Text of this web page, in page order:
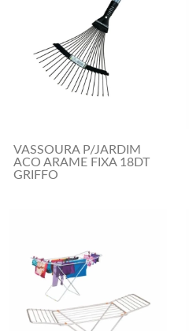
VASSOURA P/JARDIM
ACO ARAME FIXA 18DT
GRIFFO